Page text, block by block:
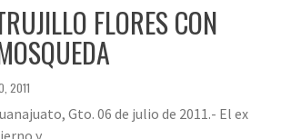
FLORES CON
2011
Gto. 06 de julio de 2011.- El ex
y